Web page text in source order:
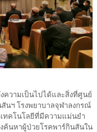
ความเป็นไปได้และสิ่งที่ศูนย์
นฯ โรงพยาบาลจุฬาลงกรณ์
ทคโนโลยีที่มีความแม่นยำ
ค้นหาผู้ป่วยโรคพาร์กินสันใน